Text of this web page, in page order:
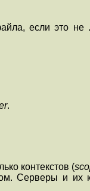
если это не
.
контекстов (
Серверы и их